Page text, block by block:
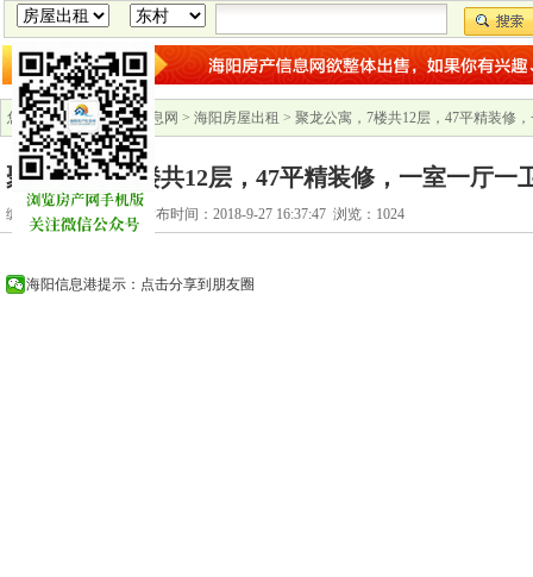
您的位置：海阳房产信息网 > 海阳房屋出租 > 聚龙公寓，7楼共12层，47平精装修
聚龙公寓，7楼共12层，47平精装修，一室一厅一
编号：120188578366 发布时间：2018-9-27 16:37:47 浏览： 1024
海阳信息港提示：点击分享到朋友圈